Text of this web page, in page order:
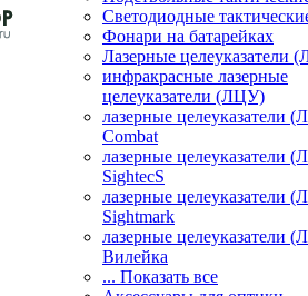
Светодиодные
Фонари на батарейках
Лазерные целеуказатели
инфракрасные лазерные
целеуказатели (ЛЦУ)
лазерные целеуказатели
Combat
лазерные целеуказатели
SightecS
лазерные целеуказатели
Sightmark
лазерные целеуказатели
Вилейка
... Показать все